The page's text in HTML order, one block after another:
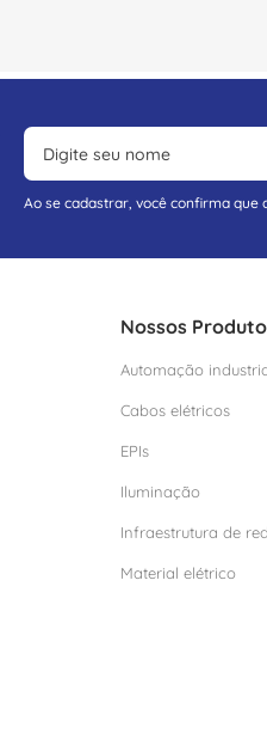
Ao se cadastrar, você confirma que
Nossos
Automação
Cabos elétricos
EPIs
Iluminação
Infraestrutura de
Material elétrico